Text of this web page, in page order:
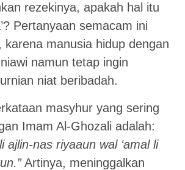
rezekinya, apakah hal itu
Pertanyaan semacam ini
karena manusia hidup dengan
namun tetap ingin
niat beribadah.
masyhur yang sering
Imam Al-Ghozali adalah:
ajlin-nas riyaaun wal ‘amal li
Artinya, meninggalkan